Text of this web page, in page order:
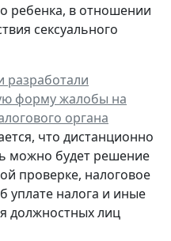
ребенка, в отношении
сексуального
разработали
форму жалобы на
органа
что дистанционно
можно будет решение
проверке, налоговое
уплате налога и иные
должностных лиц